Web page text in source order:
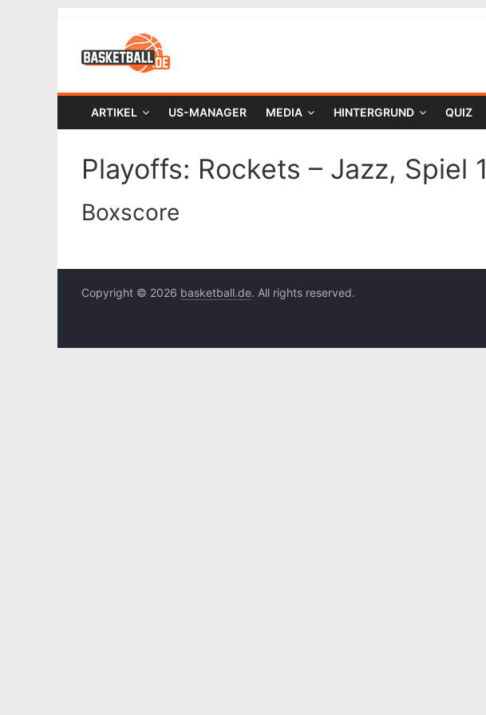
ARTIKEL US-MANAGER MEDIA HINTERGRUND QUIZ
Playoffs: Rockets – Jazz, Spiel 1
Boxscore
Copyright © 2026 basketball.de. All rights reserved.